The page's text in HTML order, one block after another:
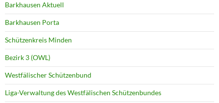
Barkhausen Aktuell
Barkhausen Porta
Schützenkreis Minden
Bezirk 3 (OWL)
Westfälischer Schützenbund
Liga-Verwaltung des Westfälischen Schützenbundes